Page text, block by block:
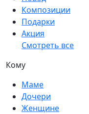
Композиции
Подарки
Акция
Смотреть все
Кому
Маме
Дочери
Женщине